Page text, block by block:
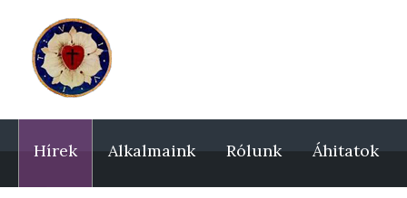
Hírek Alkalmaink Rólunk Áhitatok